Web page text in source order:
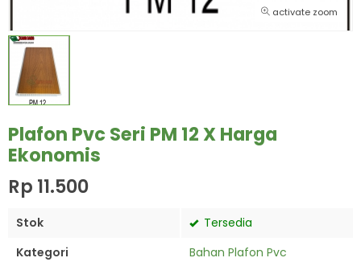
activate zoom
Plafon Pvc Seri PM 12 X Harga
Ekonomis
Rp 11.500
Stok
Tersedia
Kategori
Bahan Plafon Pvc